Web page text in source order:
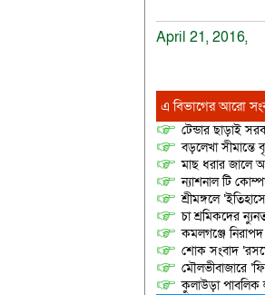
April 21, 2016,
এ বিভাগের আরো
টেন্ডার ছাড়াই
বড়লেখা সীমান্তে
মাছ ধরার জালে
ন্যাশনাল টি
শ্রীমঙ্গলে
চা শ্রমিকদের
কমলগঞ্জে
শোক সংবাদ
মৌলভীবাজারে
কুলাউড়া পাবলিক